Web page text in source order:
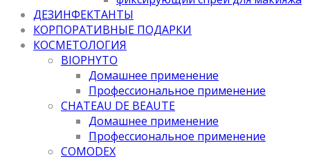
ДЕЗИНФЕКТАНТЫ
КОРПОРАТИВНЫЕ ПОДАРКИ
КОСМЕТОЛОГИЯ
BIOPHYTO
Домашнее применение
Профессиональное применение
CHATEAU DE BEAUTE
Домашнее применение
Профессиональное применение
COMODEX